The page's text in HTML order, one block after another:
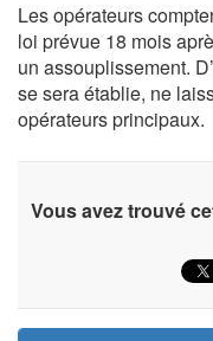
Les opérateurs
loi prévue 18 mois
un assouplissement.
se sera établie, ne
opérateurs principaux.
Vous avez trouvé